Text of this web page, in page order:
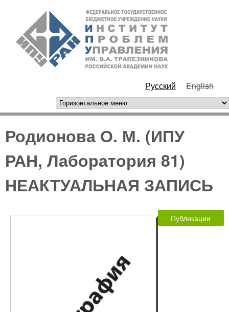
Перейти к основному
содержанию
РАН
Русский English
горизонтальное меню
Родионова О. М. (ИПУ
РАН, Лаборатория 81)
НЕАКТУАЛЬНАЯ ЗАПИСЬ
Публикации